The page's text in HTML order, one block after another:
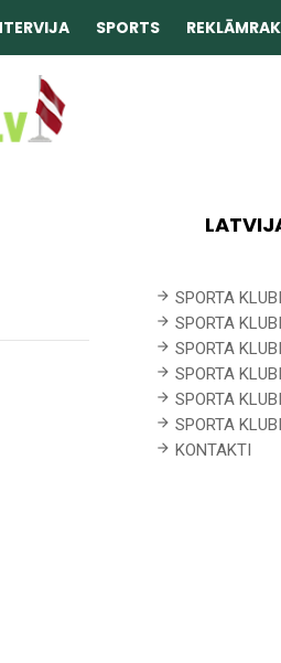
SPORTS
SPORTA
SPORTA
SPORTA
SPORTA
SPORTA
SPORTA
KONTAKTI